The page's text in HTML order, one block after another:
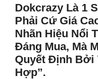
Dokcrazy Là 1
Phải Cứ Giá
Nhãn Hiệu Nổi
Đáng Mua, Mà
Quyết Định Bởi
Hợp”.